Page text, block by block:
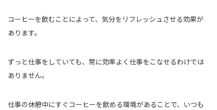
コーヒーを飲むことによって、気分をリフレッシュさせる効果が
あります。
ずっと仕事をしていても、常に効率よく仕事をこなせるわけでは
ありません。
仕事の休憩中にすぐコーヒーを飲める環境があることで、いつも